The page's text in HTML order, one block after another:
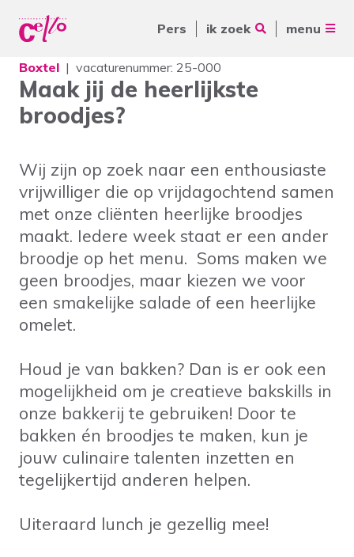
Pers ik zoek menu
Voor jou
Voor ouders & naasten
Voor verwijzers
Over Cello
werkenbijcello.nl
contact
Waar kunnen wij jou mee
helpen?
Veelgebruikte zoektermen
Woonvormen Zorgaanbod
Boxtel vacaturenummer: 25-000
Maak jij de heerlijkste
broodjes?
Wij zijn op zoek naar een enthousiaste
vrijwilliger die op vrijdagochtend samen
met onze cliënten heerlijke broodjes
maakt. Iedere week staat er een ander
broodje op het menu. Soms maken we
geen broodjes, maar kiezen we voor
een smakelijke salade of een heerlijke
omelet.
Houd je van bakken? Dan is er ook een
mogelijkheid om je creatieve bakskills in
onze bakkerij te gebruiken! Door te
bakken én broodjes te maken, kun je
jouw culinaire talenten inzetten en
tegelijkertijd anderen helpen.
Uiteraard lunch je gezellig mee!